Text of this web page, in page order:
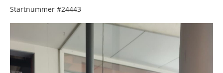
Startnummer #24443